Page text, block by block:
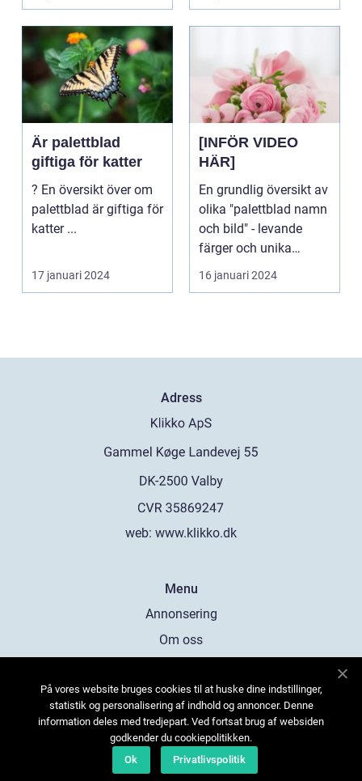
Är palettblad
giftiga för katter
? En översikt över om
palettblad är giftiga för
katter ...
17 januari 2024
[INFÖR VIDEO
HÄR]
En grundlig översikt av
olika "palettblad namn
och bild" - levande
färger och unika
bladmönster Va...
16 januari 2024
Adress
web: www.klikko.dk
Menu
Annonsering
Om oss
Kontakta oss
Sitemap
På vores website bruges cookies til at huske dine indstillinger,
statistik og personalisering af indhold og annoncer. Denne
information deles med tredjepart. Ved fortsat brug af websiden
godkender du cookiepolitikken.
Ok
Privatlivspolitik